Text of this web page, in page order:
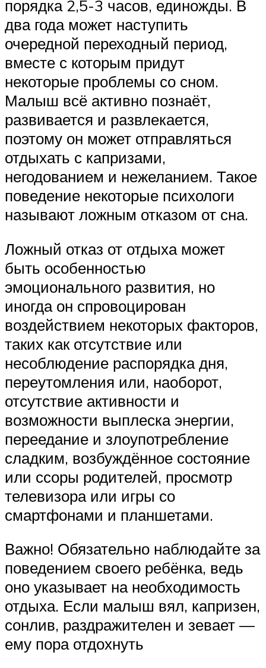
порядка 2,5-3 часов, единожды. В
два года может наступить
очередной переходный период,
вместе с которым придут
некоторые проблемы со сном.
Малыш всё активно познаёт,
развивается и развлекается,
поэтому он может отправляться
отдыхать с капризами,
негодованием и нежеланием. Такое
поведение некоторые психологи
называют ложным отказом от сна.
Ложный отказ от отдыха может
быть особенностью
эмоционального развития, но
иногда он спровоцирован
воздействием некоторых факторов,
таких как отсутствие или
несоблюдение распорядка дня,
переутомления или, наоборот,
отсутствие активности и
возможности выплеска энергии,
переедание и злоупотребление
сладким, возбуждённое состояние
или ссоры родителей, просмотр
телевизора или игры со
смартфонами и планшетами.
Важно! Обязательно наблюдайте за
поведением своего ребёнка, ведь
оно указывает на необходимость
отдыха. Если малыш вял, капризен,
сонлив, раздражителен и зевает —
ему пора отдохнуть